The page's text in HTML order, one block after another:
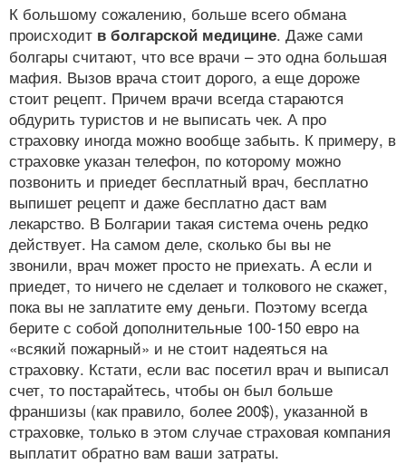
К большому сожалению, больше всего обмана
происходит в болгарской медицине. Даже сами
болгары считают, что все врачи – это одна большая
мафия. Вызов врача стоит дорого, а еще дороже
стоит рецепт. Причем врачи всегда стараются
обдурить туристов и не выписать чек. А про
страховку иногда можно вообще забыть. К примеру, в
страховке указан телефон, по которому можно
позвонить и приедет бесплатный врач, бесплатно
выпишет рецепт и даже бесплатно даст вам
лекарство. В Болгарии такая система очень редко
действует. На самом деле, сколько бы вы не
звонили, врач может просто не приехать. А если и
приедет, то ничего не сделает и толкового не скажет,
пока вы не заплатите ему деньги. Поэтому всегда
берите с собой дополнительные 100-150 евро на
«всякий пожарный» и не стоит надеяться на
страховку. Кстати, если вас посетил врач и выписал
счет, то постарайтесь, чтобы он был больше
франшизы (как правило, более 200$), указанной в
страховке, только в этом случае страховая компания
выплатит обратно вам ваши затраты.